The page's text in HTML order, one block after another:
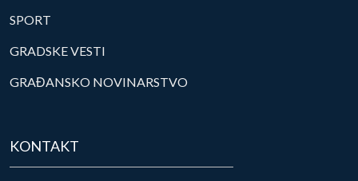
SPORT
GRADSKE VESTI
GRAĐANSKO NOVINARSTVO
KONTAKT